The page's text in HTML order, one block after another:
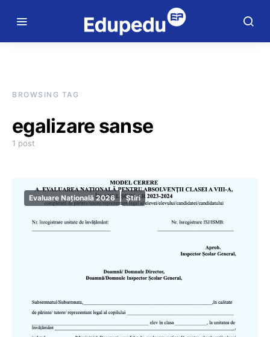
BROWSING TAG
egalizare sanse
1 post
Evaluare Națională 2026 Știri